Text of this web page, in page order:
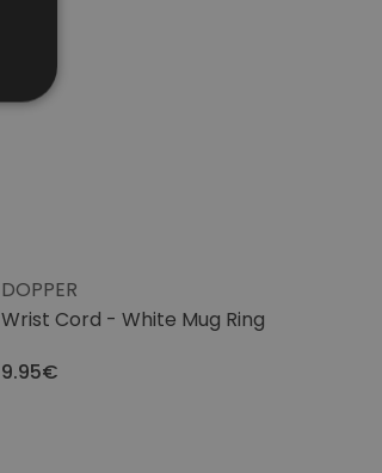
DOPPER
Wrist Cord - White Mug Ring
9.95€